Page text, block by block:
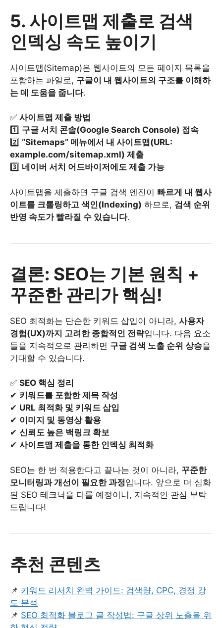
5. 사이트맵 제출로 검색
인덱싱 속도 높이기
사이트맵(Sitemap)은 웹사이트의 모든 페이지 목록을
포함하는 파일로, 구글이 내 웹사이트의 구조를 이해하
는 데 도움을 줍니다.
✅ 사이트맵 제출 방법
1️⃣ 구글 서치 콘솔(Google Search Console) 접속
2️⃣ “Sitemaps” 메뉴에서 내 사이트맵(URL:
example.com/sitemap.xml) 제출
3️⃣ 네이버 서치 어드바이저에도 제출 가능
사이트맵을 제출하면 구글 검색 엔진이 빠르게 내 웹사
이트를 크롤링하고 색인(Indexing) 하므로, 검색 순위
반영 속도가 빨라질 수 있습니다.
결론: SEO는 기본 원칙 +
꾸준한 관리가 핵심!
SEO 최적화는 단순한 키워드 삽입이 아니라, 사용자
경험(UX)까지 고려한 종합적인 전략입니다. 다음 요소
들을 지속적으로 관리하면 구글 검색 노출 순위 상승을
기대할 수 있습니다.
✅ SEO 핵심 정리
✔ 키워드를 포함한 제목 작성
✔ URL 최적화 및 키워드 삽입
✔ 이미지 및 동영상 활용
✔ 신뢰도 높은 백링크 확보
✔ 사이트맵 제출을 통한 인덱싱 최적화
SEO는 한 번 적용한다고 끝나는 것이 아니라, 꾸준한
모니터링과 개선이 필요한 과정입니다. 앞으로 더 심화
된 SEO 테크닉을 다룰 예정이니, 지속적인 관심 부탁
드립니다!
추천 콘텐츠
📌 키워드 리서치 완벽 가이드: 검색량, CPC, 경쟁 강
도 분석
📌 SEO 최적화 블로그 글 작성법: 구글 상위 노출을 위